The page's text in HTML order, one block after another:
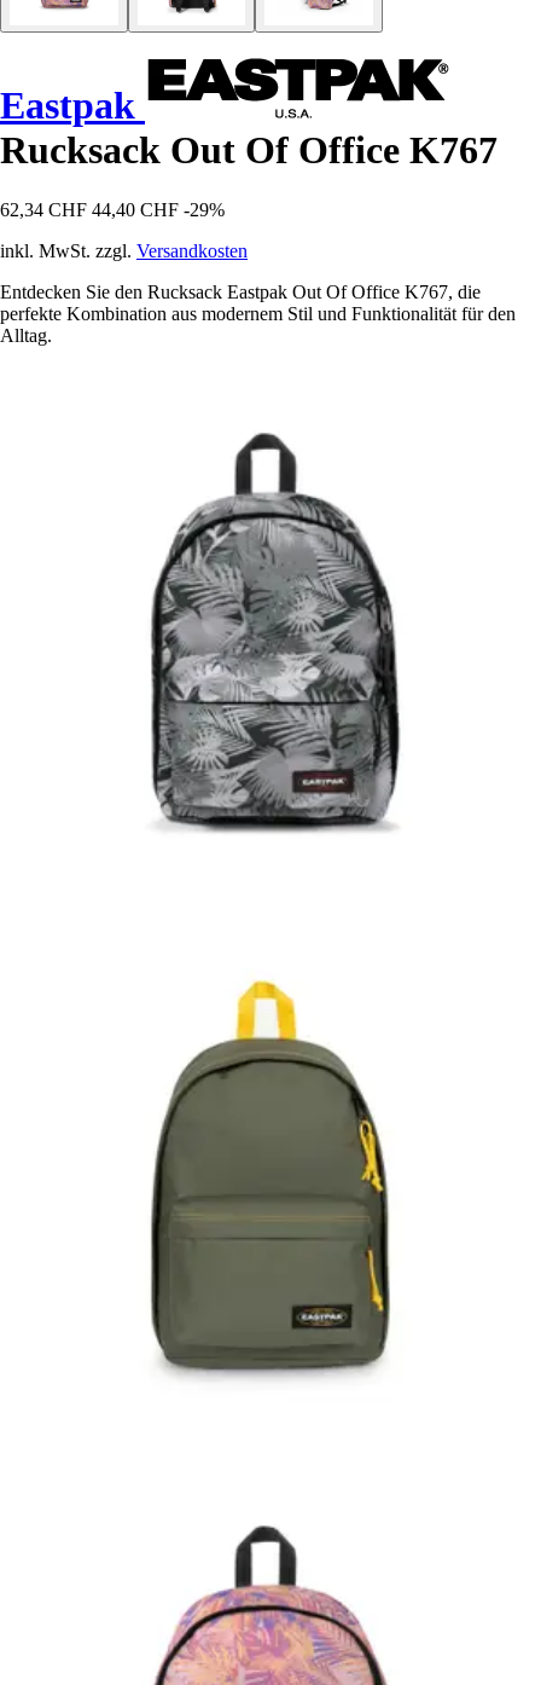
Eastpak
Rucksack Out Of Office K767
62,34 CHF 44,40 CHF -29%
inkl. MwSt. zzgl. Versandkosten
Entdecken Sie den Rucksack Eastpak Out Of Office K767, die
perfekte Kombination aus modernem Stil und Funktionalität für den
Alltag.